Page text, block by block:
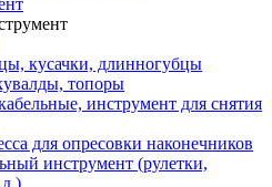
кусачки, длинногубцы
топоры
инструмент для снятия
для опресовки наконечников
инструмент (рулетки,